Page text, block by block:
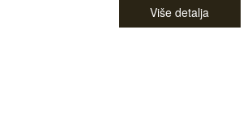
Više detalja